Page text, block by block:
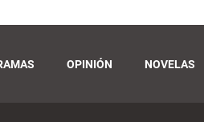
OPINIÓN NOVELAS